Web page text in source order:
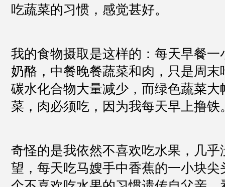
吃蔬菜的习惯，感觉甚好。
我的食物摄取是这样的：每天早餐一
奶酪，中餐晚餐蔬菜和肉，只是周
碳水化合物大量减少，而绿色蔬菜大
菜，肉必须吃，因为我每天早上撸铁
奇怪的是我依然不喜欢吃水果，几乎
望，每天吃马嫂手中香蕉的一小块尖